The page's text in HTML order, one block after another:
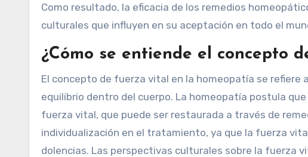
Como resultado, la eficacia de los remedios
culturales que influyen en su aceptación en todo el
¿Cómo se entiende el concepto
El concepto de fuerza vital en la homeopatía se refiere
equilibrio dentro del cuerpo. La homeopatía postula
fuerza vital, que puede ser restaurada a través de
individualización en el tratamiento, ya que la fuerza
dolencias. Las perspectivas culturales sobre la fuerza